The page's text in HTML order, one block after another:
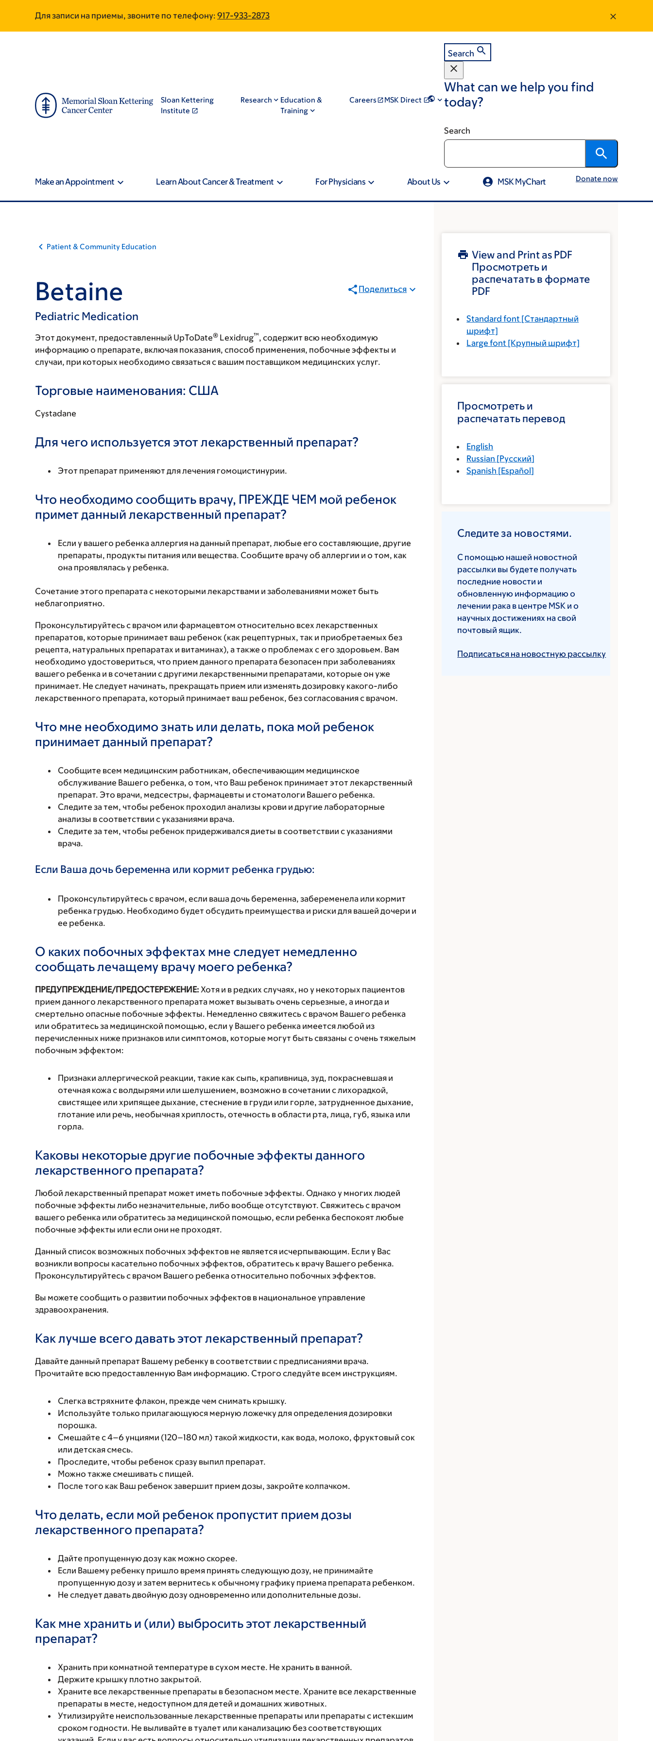
main
footer
Для записи на приемы, звоните по телефону: 917-933-2873
Sloan Kettering
Institute
Research
Education &
Training
Careers MSK Direct
Search
What can we help you find
today?
Search
Make an Appointment Learn About Cancer & Treatment For Physicians About Us MSK MyChart Donate now
Patient & Community Education
Betaine
Pediatric Medication
Поделиться
Этот документ, предоставленный UpToDate® Lexidrug™, содержит всю необходимую
информацию о препарате, включая показания, способ применения, побочные эффекты и
случаи, при которых необходимо связаться с вашим поставщиком медицинских услуг.
Торговые наименования: США
Cystadane
Для чего используется этот лекарственный препарат?
Этот препарат применяют для лечения гомоцистинурии.
Что необходимо сообщить врачу, ПРЕЖДЕ ЧЕМ мой ребенок
примет данный лекарственный препарат?
Если у вашего ребенка аллергия на данный препарат, любые его составляющие, другие
препараты, продукты питания или вещества. Сообщите врачу об аллергии и о том, как
она проявлялась у ребенка.
Сочетание этого препарата с некоторыми лекарствами и заболеваниями может быть
неблагоприятно.
Проконсультируйтесь с врачом или фармацевтом относительно всех лекарственных
препаратов, которые принимает ваш ребенок (как рецептурных, так и приобретаемых без
рецепта, натуральных препаратах и витаминах), а также о проблемах с его здоровьем. Вам
необходимо удостовериться, что прием данного препарата безопасен при заболеваниях
вашего ребенка и в сочетании с другими лекарственными препаратами, которые он уже
принимает. Не следует начинать, прекращать прием или изменять дозировку какого-либо
лекарственного препарата, который принимает ваш ребенок, без согласования с врачом.
Что мне необходимо знать или делать, пока мой ребенок
принимает данный препарат?
Сообщите всем медицинским работникам, обеспечивающим медицинское
обслуживание Вашего ребенка, о том, что Ваш ребенок принимает этот лекарственный
препарат. Это врачи, медсестры, фармацевты и стоматологи Вашего ребенка.
Следите за тем, чтобы ребенок проходил анализы крови и другие лабораторные
анализы в соответствии с указаниями врача.
Следите за тем, чтобы ребенок придерживался диеты в соответствии с указаниями
врача.
Если Ваша дочь беременна или кормит ребенка грудью:
Проконсультируйтесь с врачом, если ваша дочь беременна, забеременела или кормит
ребенка грудью. Необходимо будет обсудить преимущества и риски для вашей дочери и
ее ребенка.
О каких побочных эффектах мне следует немедленно
сообщать лечащему врачу моего ребенка?
ПРЕДУПРЕЖДЕНИЕ/ПРЕДОСТЕРЕЖЕНИЕ: Хотя и в редких случаях, но у некоторых пациентов
прием данного лекарственного препарата может вызывать очень серьезные, а иногда и
смертельно опасные побочные эффекты. Немедленно свяжитесь с врачом Вашего ребенка
или обратитесь за медицинской помощью, если у Вашего ребенка имеется любой из
перечисленных ниже признаков или симптомов, которые могут быть связаны с очень тяжелым
побочным эффектом:
Признаки аллергической реакции, такие как сыпь, крапивница, зуд, покрасневшая и
отечная кожа с волдырями или шелушением, возможно в сочетании с лихорадкой,
свистящее или хрипящее дыхание, стеснение в груди или горле, затрудненное дыхание,
глотание или речь, необычная хриплость, отечность в области рта, лица, губ, языка или
горла.
Каковы некоторые другие побочные эффекты данного
лекарственного препарата?
Любой лекарственный препарат может иметь побочные эффекты. Однако у многих людей
побочные эффекты либо незначительные, либо вообще отсутствуют. Свяжитесь с врачом
вашего ребенка или обратитесь за медицинской помощью, если ребенка беспокоят любые
побочные эффекты или если они не проходят.
Данный список возможных побочных эффектов не является исчерпывающим. Если у Вас
возникли вопросы касательно побочных эффектов, обратитесь к врачу Вашего ребенка.
Проконсультируйтесь с врачом Вашего ребенка относительно побочных эффектов.
Вы можете сообщить о развитии побочных эффектов в национальное управление
здравоохранения.
Как лучше всего давать этот лекарственный препарат?
Давайте данный препарат Вашему ребенку в соответствии с предписаниями врача.
Прочитайте всю предоставленную Вам информацию. Строго следуйте всем инструкциям.
Слегка встряхните флакон, прежде чем снимать крышку.
Используйте только прилагающуюся мерную ложечку для определения дозировки
порошка.
Смешайте с 4–6 унциями (120–180 мл) такой жидкости, как вода, молоко, фруктовый сок
или детская смесь.
Проследите, чтобы ребенок сразу выпил препарат.
Можно также смешивать с пищей.
После того как Ваш ребенок завершит прием дозы, закройте колпачком.
Что делать, если мой ребенок пропустит прием дозы
лекарственного препарата?
Дайте пропущенную дозу как можно скорее.
Если Вашему ребенку пришло время принять следующую дозу, не принимайте
пропущенную дозу и затем вернитесь к обычному графику приема препарата ребенком.
Не следует давать двойную дозу одновременно или дополнительные дозы.
Как мне хранить и (или) выбросить этот лекарственный
препарат?
Хранить при комнатной температуре в сухом месте. Не хранить в ванной.
Держите крышку плотно закрытой.
Храните все лекарственные препараты в безопасном месте. Храните все лекарственные
препараты в месте, недоступном для детей и домашних животных.
Утилизируйте неиспользованные лекарственные препараты или препараты с истекшим
сроком годности. Не выливайте в туалет или канализацию без соответствующих
View and Print as PDF
Просмотреть и
распечатать в формате
PDF
Standard font [Стандартный
шрифт]
Large font [Крупный шрифт]
Просмотреть и
распечатать перевод
English
Russian [Русский]
Spanish [Español]
Следите за новостями.
С помощью нашей новостной
рассылки вы будете получать
последние новости и
обновленную информацию о
лечении рака в центре MSK и о
научных достижениях на свой
почтовый ящик.
Подписаться на новостную рассылку